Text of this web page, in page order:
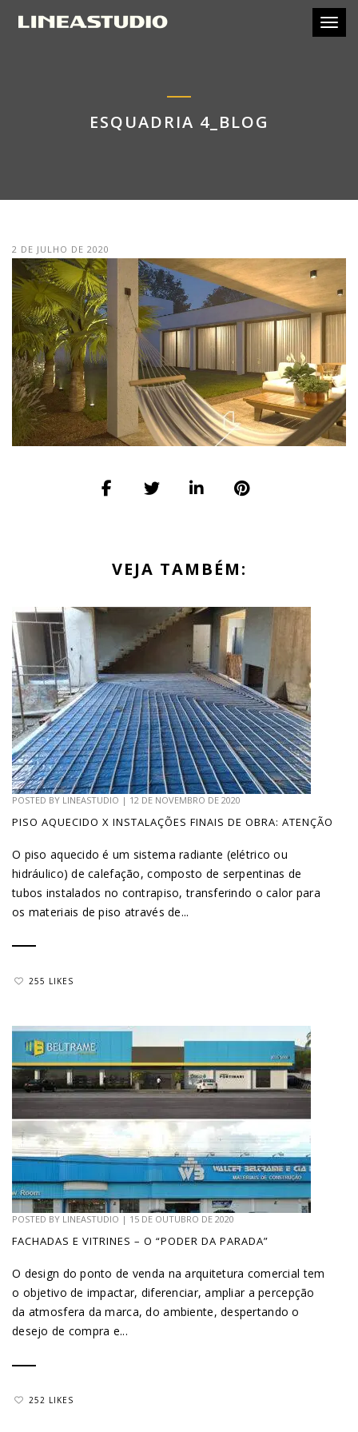
ESQUADRIA 4_BLOG
2 DE JULHO DE 2020
VEJA TAMBÉM:
POSTED BY LINEASTUDIO | 12 DE NOVEMBRO DE 2020
PISO AQUECIDO X INSTALAÇÕES FINAIS DE OBRA: ATENÇÃO
O piso aquecido é um sistema radiante (elétrico ou
hidráulico) de calefação, composto de serpentinas de
tubos instalados no contrapiso, transferindo o calor para
os materiais de piso através de...
255 LIKES
POSTED BY LINEASTUDIO | 15 DE OUTUBRO DE 2020
FACHADAS E VITRINES – O “PODER DA PARADA”
O design do ponto de venda na arquitetura comercial tem
o objetivo de impactar, diferenciar, ampliar a percepção
da atmosfera da marca, do ambiente, despertando o
desejo de compra e...
252 LIKES